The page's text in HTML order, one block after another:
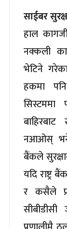
साईबर
हाल
नक्कली
भेटिने
हकमा
सिस्टममा
नआओस् भनेर
बैंकले
यदि राष्ट्र
र कसैले